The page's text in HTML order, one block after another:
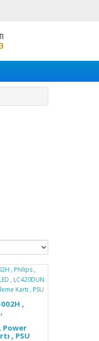
,
Power
, PSU